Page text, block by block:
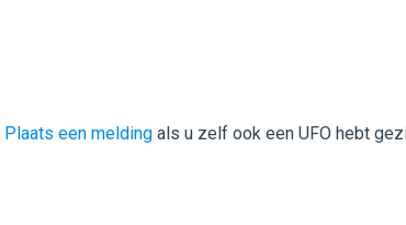
Plaats een melding als u zelf ook een UFO hebt